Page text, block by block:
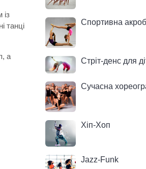
із
танці
а
Спортивна
Стріт-денс для
Сучасна
Хіп-Хоп
Jazz-Funk